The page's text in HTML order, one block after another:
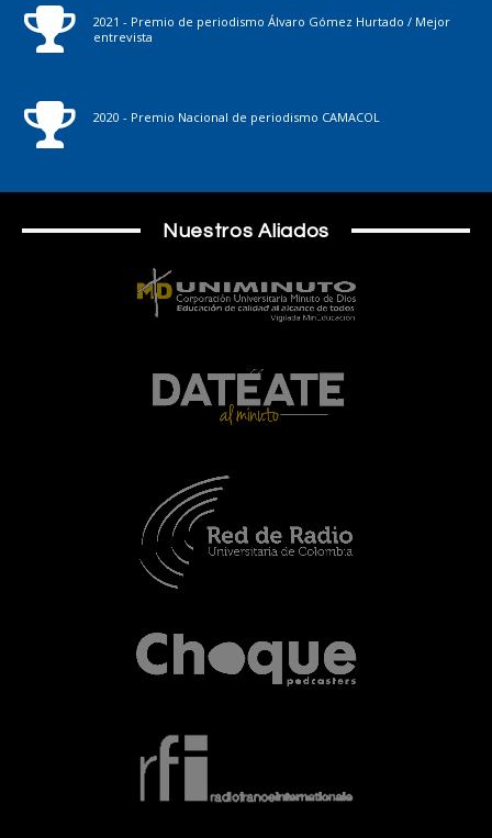
2021 - Premio de periodismo Álvaro Gómez Hurtado / Mejor
entrevista
2020 - Premio Nacional de periodismo CAMACOL
Nuestros Aliados